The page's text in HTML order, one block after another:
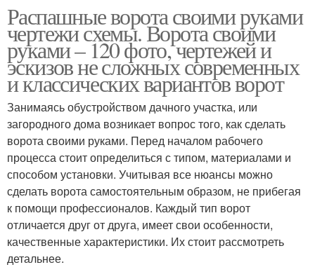
Распашные ворота своими руками
чертежи схемы. Ворота своими
руками – 120 фото, чертежей и
эскизов не сложных современных
и классических вариантов ворот
Занимаясь обустройством дачного участка, или
загородного дома возникает вопрос того, как сделать
ворота своими руками. Перед началом рабочего
процесса стоит определиться с типом, материалами и
способом установки. Учитывая все нюансы можно
сделать ворота самостоятельным образом, не прибегая
к помощи профессионалов. Каждый тип ворот
отличается друг от друга, имеет свои особенности,
качественные характеристики. Их стоит рассмотреть
детальнее.